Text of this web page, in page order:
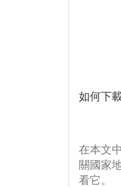
如何下
在本文
關國家
看它。